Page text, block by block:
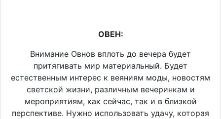
ОВЕН:
Внимание Овнов вплоть до вечера будет
притягивать мир материальный. Будет
естественным интерес к веяниям моды, новостям
светской жизни, различным вечеринкам и
мероприятиям, как сейчас, так и в близкой
перспективе. Нужно использовать удачу, которая